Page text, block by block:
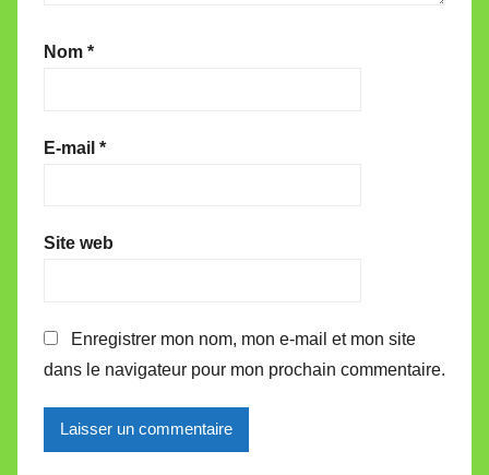
Nom *
E-mail *
Site web
Enregistrer mon nom, mon e-mail et mon site
dans le navigateur pour mon prochain commentaire.